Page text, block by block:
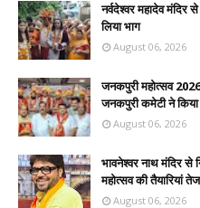
नर्वदेश्वर महादेव
लिया भाग
August 06, 2026
जनकपुरी महोत्सव 2026
जनकपुरी कमेटी ने
August 06, 2026
भावनेश्वर नाथ मंदिर से
महोत्सव की तैयारियां तेज
August 06, 2026